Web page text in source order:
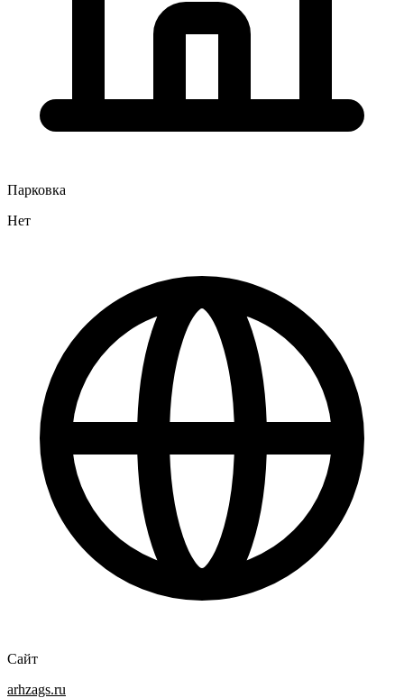
Парковка
Нет
Сайт
arhzags.ru